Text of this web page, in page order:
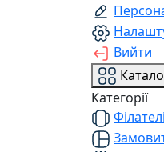
Вийти
Категорії